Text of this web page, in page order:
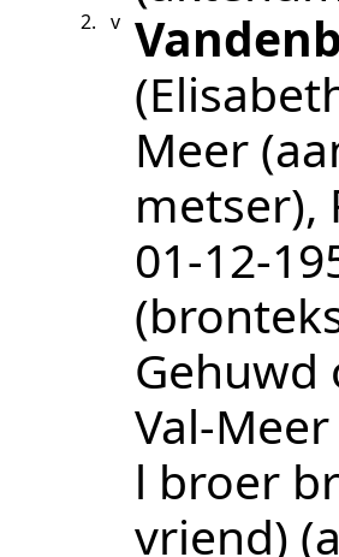
2. v
Meer
metser),
Val-Meer
l broer
vriend)